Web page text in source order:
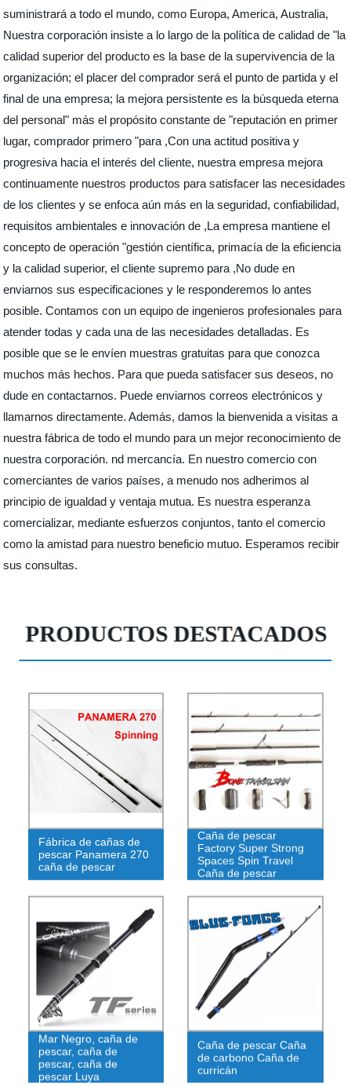
suministrará a todo el mundo, como Europa, America, Australia,
Nuestra corporación insiste a lo largo de la política de calidad de "la
calidad superior del producto es la base de la supervivencia de la
organización; el placer del comprador será el punto de partida y el
final de una empresa; la mejora persistente es la búsqueda eterna
del personal" más el propósito constante de "reputación en primer
lugar, comprador primero "para ,Con una actitud positiva y
progresiva hacia el interés del cliente, nuestra empresa mejora
continuamente nuestros productos para satisfacer las necesidades
de los clientes y se enfoca aún más en la seguridad, confiabilidad,
requisitos ambientales e innovación de ,La empresa mantiene el
concepto de operación "gestión científica, primacía de la eficiencia
y la calidad superior, el cliente supremo para ,No dude en
enviarnos sus especificaciones y le responderemos lo antes
posible. Contamos con un equipo de ingenieros profesionales para
atender todas y cada una de las necesidades detalladas. Es
posible que se le envíen muestras gratuitas para que conozca
muchos más hechos. Para que pueda satisfacer sus deseos, no
dude en contactarnos. Puede enviarnos correos electrónicos y
llamarnos directamente. Además, damos la bienvenida a visitas a
nuestra fábrica de todo el mundo para un mejor reconocimiento de
nuestra corporación. nd mercancía. En nuestro comercio con
comerciantes de varios países, a menudo nos adherimos al
principio de igualdad y ventaja mutua. Es nuestra esperanza
comercializar, mediante esfuerzos conjuntos, tanto el comercio
como la amistad para nuestro beneficio mutuo. Esperamos recibir
sus consultas.
PRODUCTOS DESTACADOS
Fábrica de cañas de
pescar Panamera 270
caña de pescar
Caña de pescar
Factory Super Strong
Spaces Spin Travel
Caña de pescar
Mar Negro, caña de
pescar, caña de
pescar, caña de
pescar Luya
Caña de pescar Caña
de carbono Caña de
curricán